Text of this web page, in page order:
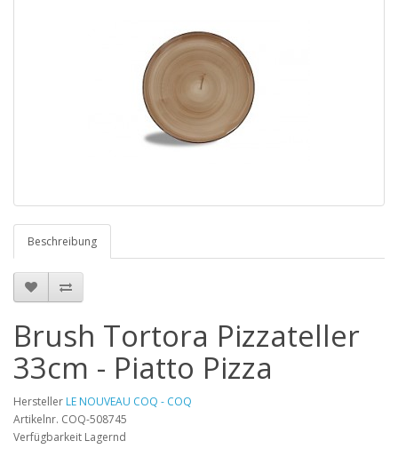
Beschreibung
Brush Tortora Pizzateller
33cm - Piatto Pizza
Hersteller LE NOUVEAU COQ - COQ
Artikelnr. COQ-508745
Verfügbarkeit Lagernd